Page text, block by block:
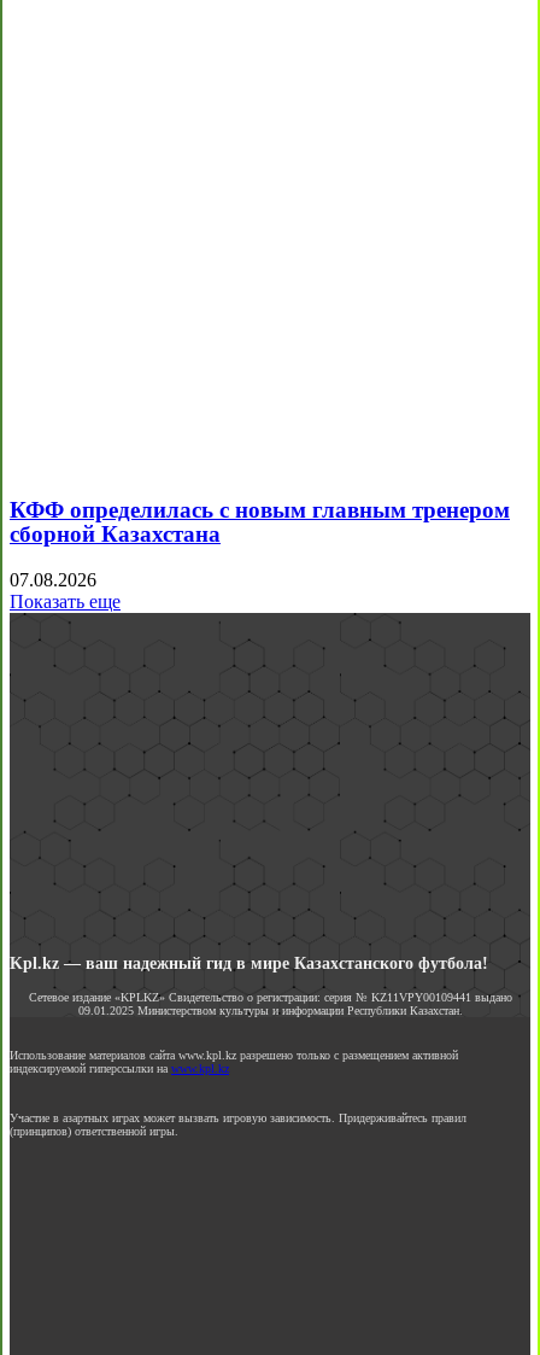
КФФ определилась с новым главным тренером
сборной Казахстана
07.08.2026
Показать еще
Kpl.kz — ваш надежный гид в мире Казахстанского футбола!
Сетевое издание «KPLKZ» Свидетельство о регистрации: серия № KZ11VPY00109441 выдано
09.01.2025 Министерством культуры и информации Республики Казахстан.
Использование материалов сайта www.kpl.kz разрешено только с размещением активной
индексируемой гиперссылки на www.kpl.kz
Участие в азартных играх может вызвать игровую зависимость. Придерживайтесь правил
(принципов) ответственной игры.